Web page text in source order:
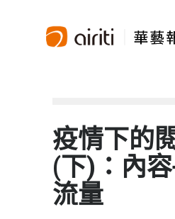
疫情下的
(下)：內
流量